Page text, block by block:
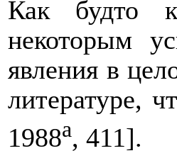
Как будто
некоторым
явления в
литературе,
1988а, 411].